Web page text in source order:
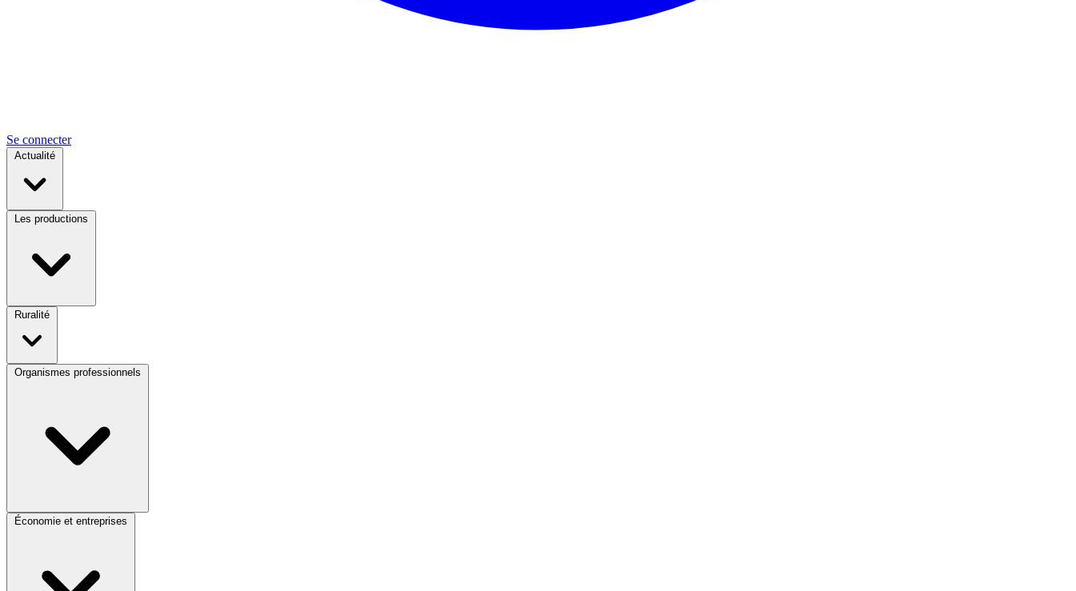
Se connecter
Actualité
Les productions
Ruralité
Organismes professionnels
Économie et entreprises